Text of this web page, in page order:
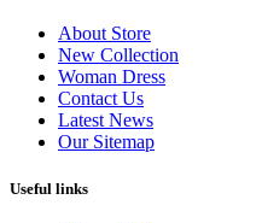
About Store
New Collection
Woman Dress
Contact Us
Latest News
Our Sitemap
Useful links